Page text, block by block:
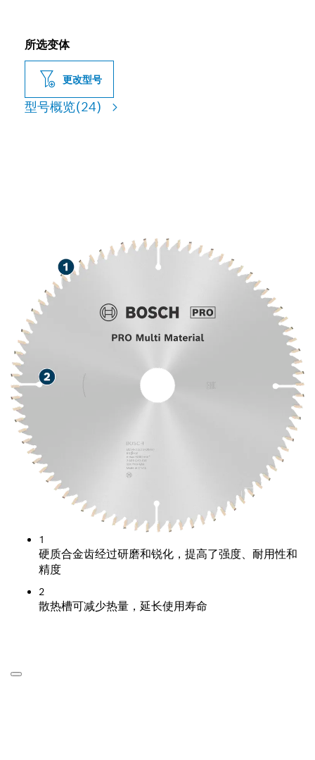
所选变体
更改型号
型号概览(24)
1
硬质合金齿经过研磨和锐化，提高了强度、耐用性和
精度
2
散热槽可减少热量，延长使用寿命